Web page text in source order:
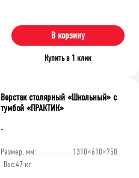
В корзину
Купить в 1 клик
-
Верстак столярный «Школьный» с
тумбой «ПРАКТИК»
Размер, мм:
1310×610×750
Вес:47 кг.